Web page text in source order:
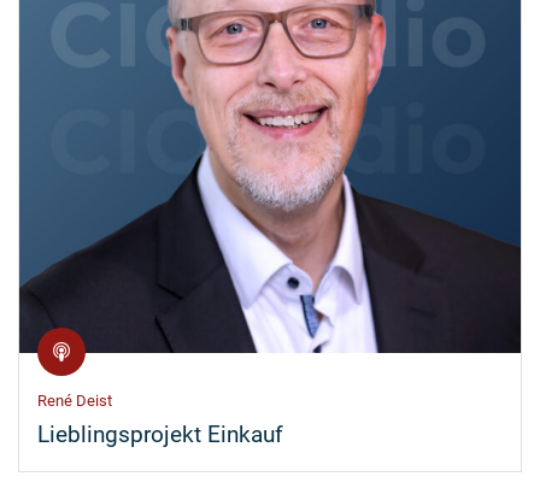
René Deist
Lieblingsprojekt Einkauf